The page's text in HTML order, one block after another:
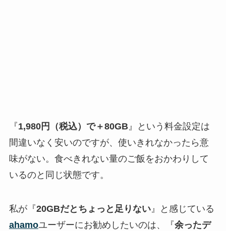
『1,980円（税込）で＋80GB』という料金設定は
間違いなく安いのですが、使いきれなかったら意
味がない。食べきれない量のご飯をおかわりして
いるのと同じ状態です。
私が『20GBだとちょっと足りない』と感じている
ahamoユーザーにお勧めしたいのは、『余ったデ